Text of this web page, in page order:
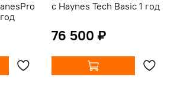
c Haynes Tech Basic 1 год
76 500 ₽